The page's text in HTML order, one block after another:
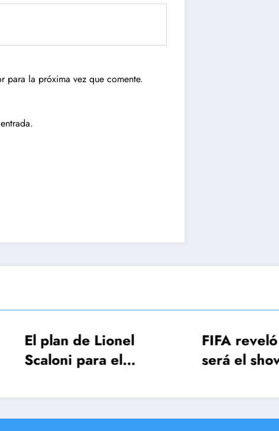
para la próxima vez que comente.
Lionel
el
FIFA reveló cómo
será el show de
del Mundo